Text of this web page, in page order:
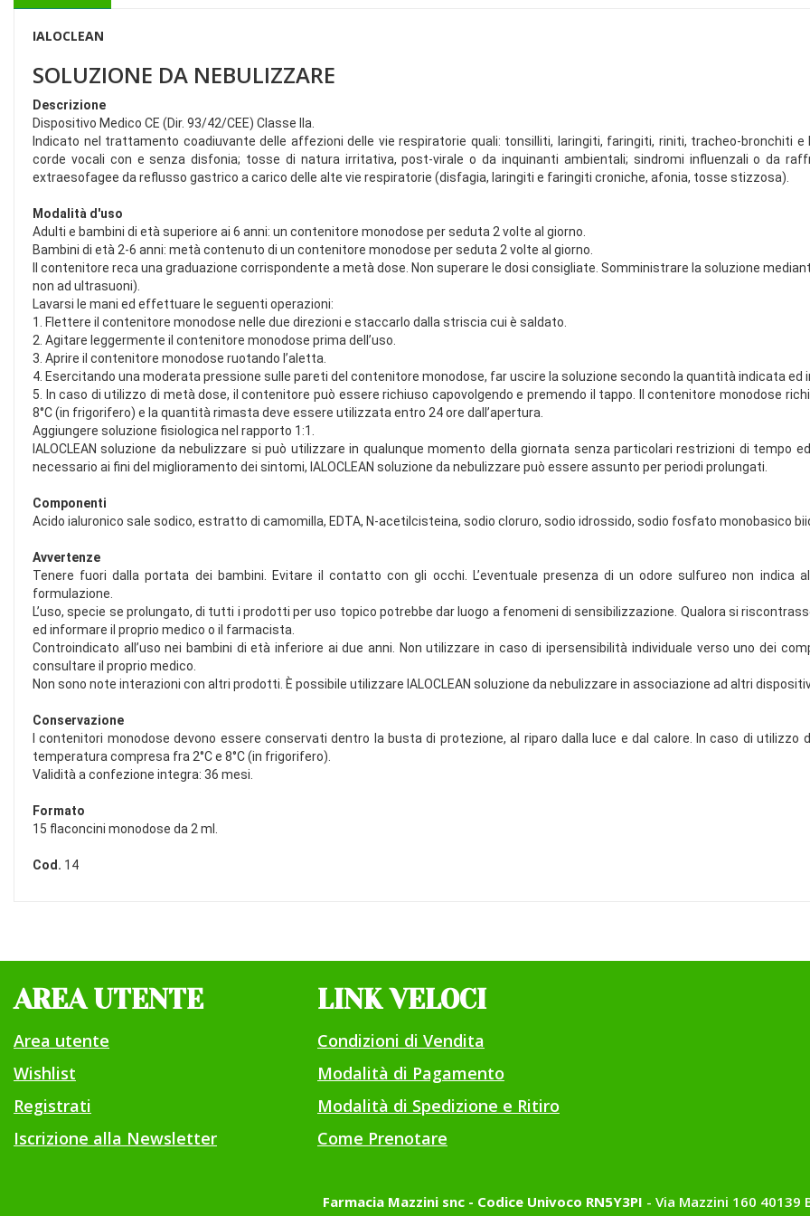
IALOCLEAN
SOLUZIONE DA NEBULIZZARE
Descrizione
Dispositivo Medico CE (Dir. 93/42/CEE) Classe IIa.
Indicato nel trattamento coadiuvante delle affezioni delle vie respiratorie quali: tonsilliti, laringiti, faringiti, riniti, tracheo-bronchiti
corde vocali con e senza disfonia; tosse di natura irritativa, post-virale o da inquinanti ambientali; sindromi influenzali o da
extraesofagee da reflusso gastrico a carico delle alte vie respiratorie (disfagia, laringiti e faringiti croniche, afonia, tosse stizzosa).
Modalità d'uso
Adulti e bambini di età superiore ai 6 anni: un contenitore monodose per seduta 2 volte al giorno.
Bambini di età 2-6 anni: metà contenuto di un contenitore monodose per seduta 2 volte al giorno.
Il contenitore reca una graduazione corrispondente a metà dose. Non superare le dosi consigliate. Somministrare la soluzione
non ad ultrasuoni).
Lavarsi le mani ed effettuare le seguenti operazioni:
1. Flettere il contenitore monodose nelle due direzioni e staccarlo dalla striscia cui è saldato.
2. Agitare leggermente il contenitore monodose prima dell’uso.
3. Aprire il contenitore monodose ruotando l’aletta.
4. Esercitando una moderata pressione sulle pareti del contenitore monodose, far uscire la soluzione secondo la quantità indicata ed
5. In caso di utilizzo di metà dose, il contenitore può essere richiuso capovolgendo e premendo il tappo. Il contenitore monodose
8°C (in frigorifero) e la quantità rimasta deve essere utilizzata entro 24 ore dall’apertura.
Aggiungere soluzione fisiologica nel rapporto 1:1.
IALOCLEAN soluzione da nebulizzare si può utilizzare in qualunque momento della giornata senza particolari restrizioni di tempo
necessario ai fini del miglioramento dei sintomi, IALOCLEAN soluzione da nebulizzare può essere assunto per periodi prolungati.
Componenti
Acido ialuronico sale sodico, estratto di camomilla, EDTA, N-acetilcisteina, sodio cloruro, sodio idrossido, sodio fosfato monobasico
Avvertenze
Tenere fuori dalla portata dei bambini. Evitare il contatto con gli occhi. L’eventuale presenza di un odore sulfureo non indica
formulazione.
L’uso, specie se prolungato, di tutti i prodotti per uso topico potrebbe dar luogo a fenomeni di sensibilizzazione. Qualora si
ed informare il proprio medico o il farmacista.
Controindicato all’uso nei bambini di età inferiore ai due anni. Non utilizzare in caso di ipersensibilità individuale verso uno dei
consultare il proprio medico.
Non sono note interazioni con altri prodotti. È possibile utilizzare IALOCLEAN soluzione da nebulizzare in associazione ad altri
Conservazione
I contenitori monodose devono essere conservati dentro la busta di protezione, al riparo dalla luce e dal calore. In caso di
temperatura compresa fra 2°C e 8°C (in frigorifero).
Validità a confezione integra: 36 mesi.
Formato
15 flaconcini monodose da 2 ml.
Cod. 14
AREA UTENTE
Area utente
Wishlist
Registrati
Iscrizione alla Newsletter
LINK VELOCI
Condizioni di Vendita
Modalità di Pagamento
Modalità di Spedizione e Ritiro
Come Prenotare
Farmacia Mazzini snc - Codice Univoco RN5Y3PI - Via Mazzini 160 40139